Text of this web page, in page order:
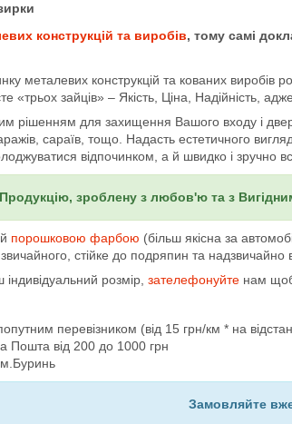
конструкцій та виробів, тому самі
металевих конструкцій та кованих виробів
«трьох зайців» – Якість, Ціна, Надійність,
рішенням для захищення Вашого входу і
сараїв, тощо. Надасть естетичного
відпочинком, а й швидко і
Продукцію, зроблену з любов'ю та з
порошковою фарбою (більш якісна за
стійке до подряпин та
розмір, зателефонуйте нам
перевізником (від 15 грн/км * на
Пошта від 200 до 1000 грн
Замовляйте